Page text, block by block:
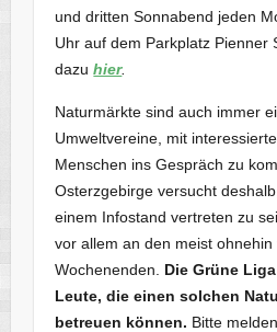
und dritten Sonnabend jeden
Uhr auf dem Parkplatz Pienner
dazuhier.
Naturmärkte sind auch immer
Umweltvereine, mit
Menschen ins Gespräch zu
Osterzgebirge versucht
einem Infostand vertreten zu
vor allem an den meist ohnehin
Wochenenden. Die Grüne
Leute, die einen solchen
betreuen können. Bitte